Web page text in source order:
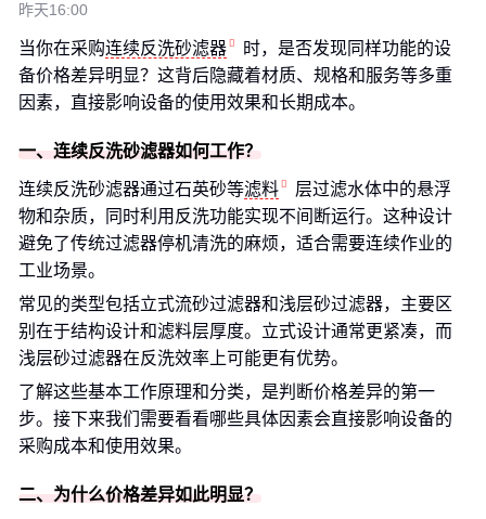
昨天16:00
当你在采购连续反洗砂滤器
时，是否发现同样功能的设
备价格差异明显？这背后隐藏着材质、规格和服务等多重
因素，直接影响设备的使用效果和长期成本。
一、连续反洗砂滤器如何工作？
连续反洗砂滤器通过石英砂等滤料
层过滤水体中的悬浮
物和杂质，同时利用反洗功能实现不间断运行。这种设计
避免了传统过滤器停机清洗的麻烦，适合需要连续作业的
工业场景。
常见的类型包括立式流砂过滤器和浅层砂过滤器，主要区
别在于结构设计和滤料层厚度。立式设计通常更紧凑，而
浅层砂过滤器在反洗效率上可能更有优势。
了解这些基本工作原理和分类，是判断价格差异的第一
步。接下来我们需要看看哪些具体因素会直接影响设备的
采购成本和使用效果。
二、为什么价格差异如此明显？